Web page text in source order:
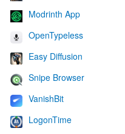
Modrinth App
OpenTypeless
Easy Diffusion
Snipe Browser
VanishBit
LogonTime